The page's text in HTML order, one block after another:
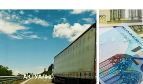
АКТУАЛНО